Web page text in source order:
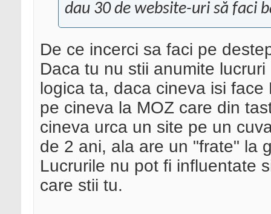
dau 30 de website-uri să faci
De ce incerci sa faci pe
Daca tu nu stii anumite
logica ta, daca cineva isi
pe cineva la MOZ care din
cineva urca un site pe un
de 2 ani, ala are un "frate" la
Lucrurile nu pot fi influentate
care stii tu.